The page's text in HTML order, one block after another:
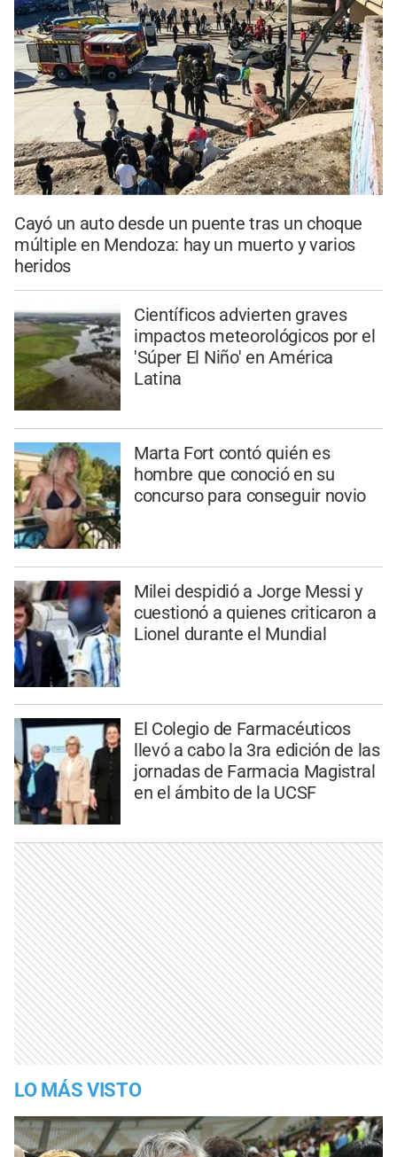
Cayó un auto desde un puente tras un choque
múltiple en Mendoza: hay un muerto y varios
heridos
Científicos advierten graves
impactos meteorológicos por el
'Súper El Niño' en América
Latina
Marta Fort contó quién es
hombre que conoció en su
concurso para conseguir novio
Milei despidió a Jorge Messi y
cuestionó a quienes criticaron a
Lionel durante el Mundial
El Colegio de Farmacéuticos
llevó a cabo la 3ra edición de las
jornadas de Farmacia Magistral
en el ámbito de la UCSF
LO MÁS VISTO